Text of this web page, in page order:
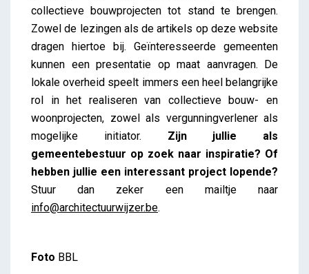
collectieve bouwprojecten tot stand te brengen.
Zowel de lezingen als de artikels op deze website
dragen hiertoe bij. Geïnteresseerde gemeenten
kunnen een presentatie op maat aanvragen. De
lokale overheid speelt immers een heel belangrijke
rol in het realiseren van collectieve bouw- en
woonprojecten, zowel als vergunningverlener als
mogelijke initiator. Zijn jullie als
gemeentebestuur op zoek naar inspiratie? Of
hebben jullie een interessant project lopende?
Stuur dan zeker een mailtje naar
info@architectuurwijzer.be.
Foto BBL